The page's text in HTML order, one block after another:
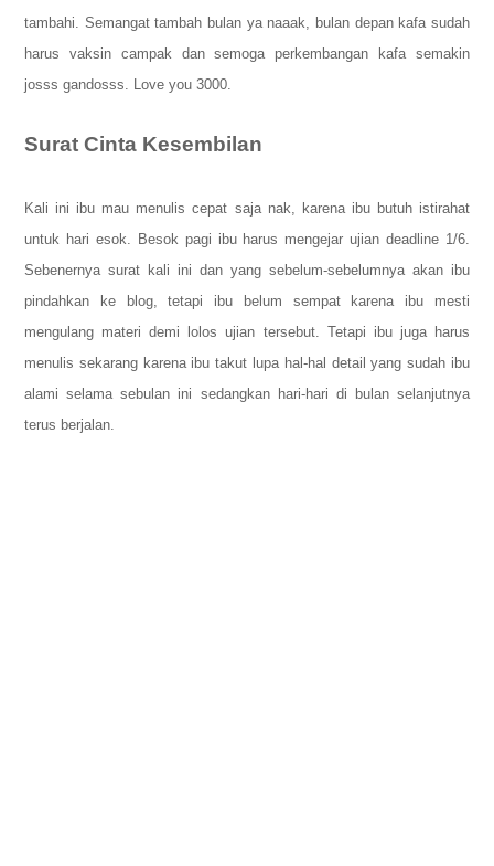
tambahi. Semangat tambah bulan ya naaak, bulan depan kafa sudah
harus vaksin campakdan semoga perkembangan kafa semakin
josss gandosss. Love you 3000.
Surat Cinta Kesembilan
Kali ini ibu mau menulis cepat saja nak, karena ibu butuh istirahat
untuk hari esok. Besok pagi ibu harus mengejar ujian deadline 1/6.
Sebenernya surat kali ini dan yang sebelum-sebelumnya akan ibu
pindahkan ke blog, tetapi ibu belum sempat karena ibu mesti
mengulang materi demi lolos ujian tersebut. Tetapi ibu juga harus
menulis sekarang karena ibu takut lupa hal-hal detail yang sudah ibu
alami selama sebulan ini sedangkan hari-hari di bulan selanjutnya
terus berjalan.